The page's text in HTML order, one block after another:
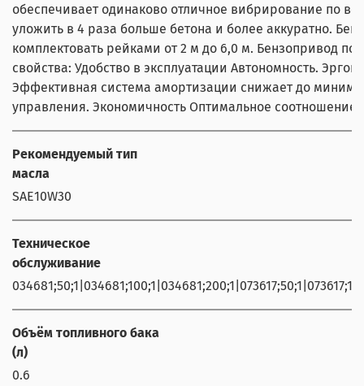
обеспечивает одинаково отличное вибрирование по
уложить в 4 раза больше бетона и более аккуратно.
комплектовать рейками от 2 м до 6,0 м. Бензопривод
свойства: Удобство в эксплуатации Автономность.
Эффективная система амортизации снижает до
управления. Экономичность Оптимальное соотношение
Рекомендуемый тип
масла
SAE10W30
Техническое
обслуживание
Объём топливного бака
(л)
0.6